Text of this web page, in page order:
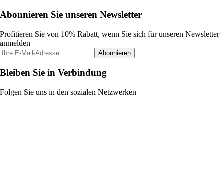
Abonnieren Sie unseren Newsletter
Profitieren Sie von 10% Rabatt, wenn Sie sich für unseren Newsletter
anmelden
Abonnieren
Bleiben Sie in Verbindung
Folgen Sie uns in den sozialen Netzwerken